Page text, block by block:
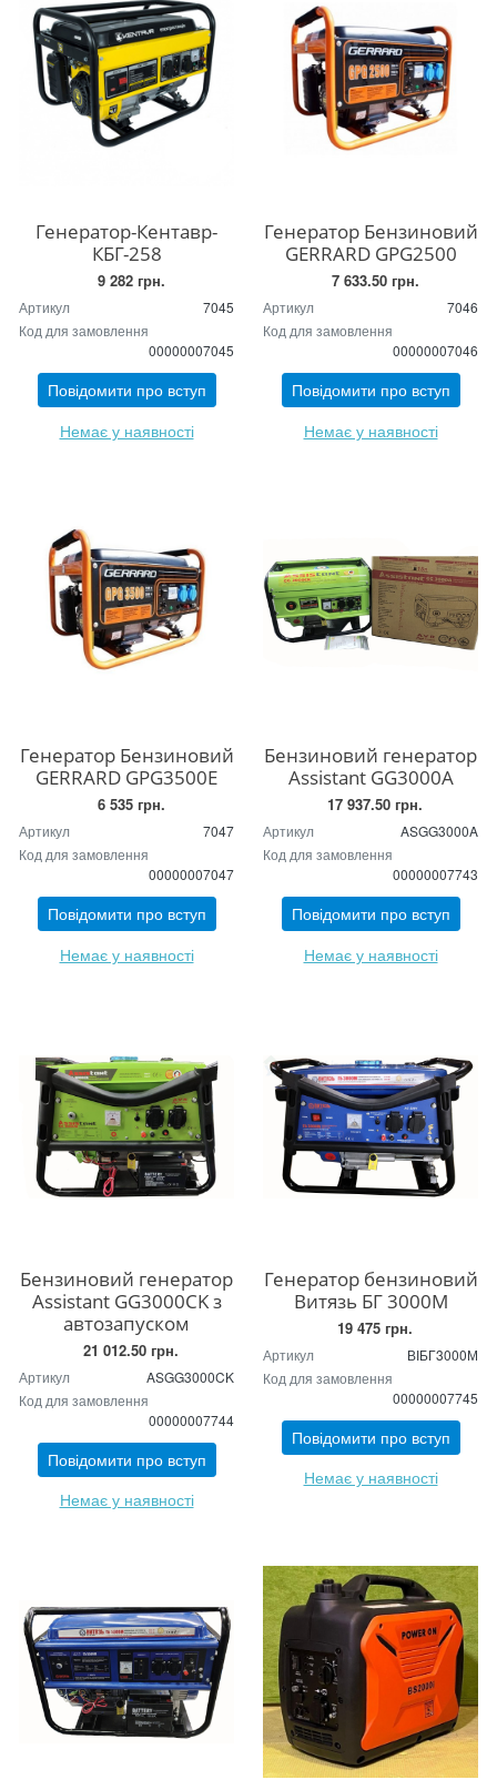
Генератор-Кентавр-
КБГ-258
9 282 грн.
Артикул
7045
Код для замовлення
00000007045
Повідомити про вступ
Немає у наявності
Генератор Бензиновий
GERRARD GPG2500
7 633.50 грн.
Артикул
7046
Код для замовлення
00000007046
Повідомити про вступ
Немає у наявності
Генератор Бензиновий
GERRARD GPG3500Е
6 535 грн.
Артикул
7047
Код для замовлення
00000007047
Повідомити про вступ
Немає у наявності
Бензиновий генератор
Assistant GG3000A
17 937.50 грн.
Артикул
ASGG3000A
Код для замовлення
00000007743
Повідомити про вступ
Немає у наявності
Бензиновий генератор
Assistant GG3000CK з
автозапуском
21 012.50 грн.
Артикул
ASGG3000CK
Код для замовлення
00000007744
Повідомити про вступ
Немає у наявності
Генератор бензиновий
Витязь БГ 3000М
19 475 грн.
Артикул
ВІБГ3000М
Код для замовлення
00000007745
Повідомити про вступ
Немає у наявності